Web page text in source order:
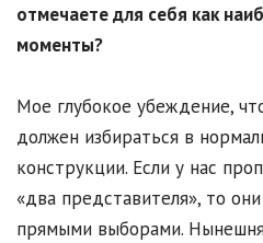
отмечаете для себя как
моменты?
Мое глубокое убеждение,
должен избираться в
конструкции. Если у нас
«два представителя», то
прямыми выборами.